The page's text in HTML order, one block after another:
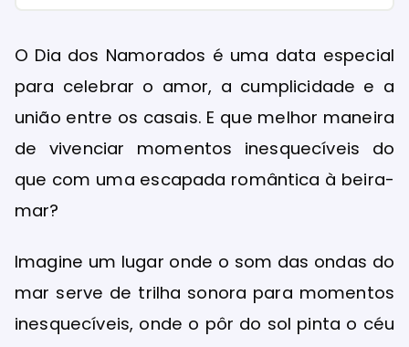
O Dia dos Namorados é uma data especial
para celebrar o amor, a cumplicidade e a
união entre os casais. E que melhor maneira
de vivenciar momentos inesquecíveis do
que com uma escapada romântica à beira-
mar?
Imagine um lugar onde o som das ondas do
mar serve de trilha sonora para momentos
inesquecíveis, onde o pôr do sol pinta o céu